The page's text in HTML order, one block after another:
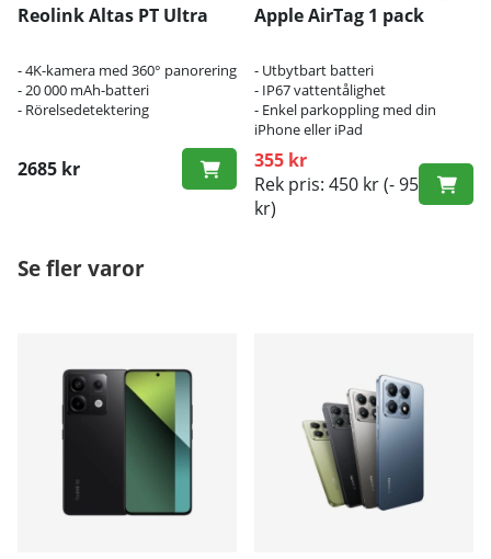
Reolink Altas PT Ultra
- 4K-kamera med 360° panorering
- 20 000 mAh-batteri
- Rörelsedetektering
2685 kr
Apple AirTag 1 pack
- Utbytbart batteri
- IP67 vattentålighet
- Enkel parkoppling med din
iPhone eller iPad
355 kr
Rek pris: 450 kr(- 95
kr)
Se fler varor